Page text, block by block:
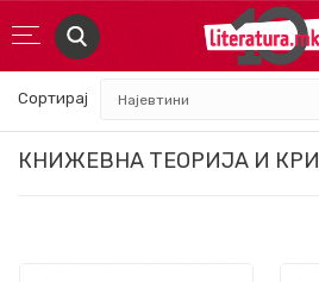
КНИЖЕВНА ТЕОРИЈА И
Сортирај